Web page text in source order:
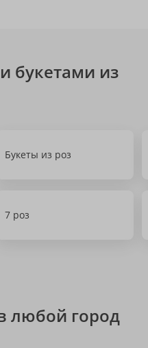
букетами из
Букеты из роз
7 роз
любой город